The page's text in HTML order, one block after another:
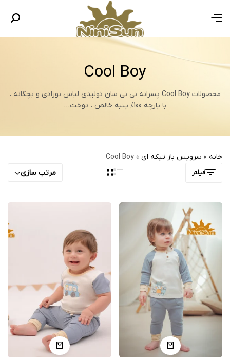
Cool Boy
محصولات Cool Boy پسرانه نی نی سان تولیدی لباس نوزادی و بچگانه ،
با پارچه 100% پنبه خالص ، دوخت…
خانه » سرویس باز تیکه ای »
Cool Boy
فیلتر مرتب سازی